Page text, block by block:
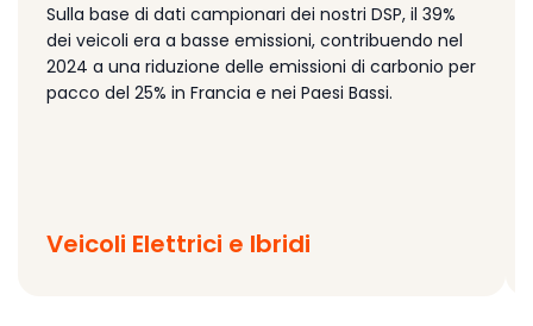
Sulla base di dati campionari dei nostri DSP, il 39%
dei veicoli era a basse emissioni, contribuendo nel
2024 a una riduzione delle emissioni di carbonio per
pacco del 25% in Francia e nei Paesi Bassi.
Veicoli Elettrici e Ibridi